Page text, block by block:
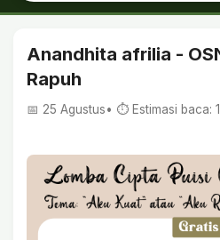
Anandhita afrilia -
Rapuh
📅 25 Agustus• ⏱ Estimasi baca: